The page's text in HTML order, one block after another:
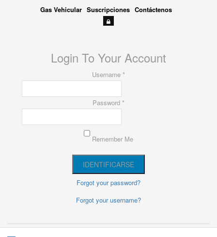
Gas Vehicular Suscripciones Contáctenos
Login To Your Account
Username *
Password *
Remember Me
Forgot your password?
Forgot your username?